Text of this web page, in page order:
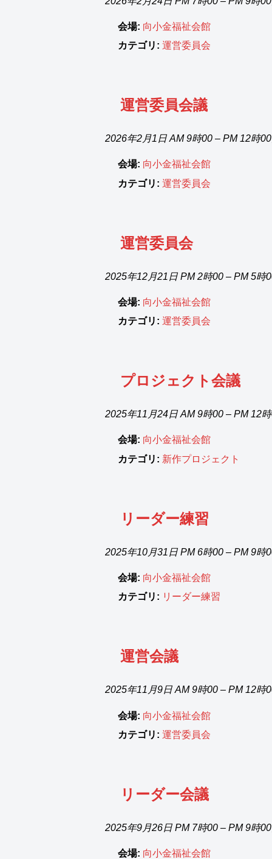
会場: 向小金福祉会館
カテゴリ: 運営委員会
運営委員会議
2026年2月1日 AM 9時00 – PM 12時
会場: 向小金福祉会館
カテゴリ: 運営委員会
運営委員会
2025年12月21日 PM 2時00 – PM 5時
会場: 向小金福祉会館
カテゴリ: 運営委員会
プロジェクト会議
2025年11月24日 AM 9時00 – PM 12
会場: 向小金福祉会館
カテゴリ: 新作プロジェクト
リーダー練習
2025年10月31日 PM 6時00 – PM 9時
会場: 向小金福祉会館
カテゴリ: リーダー練習
運営会議
2025年11月9日 AM 9時00 – PM 12時
会場: 向小金福祉会館
カテゴリ: 運営委員会
リーダー会議
2025年9月26日 PM 7時00 – PM 9時
会場: 向小金福祉会館